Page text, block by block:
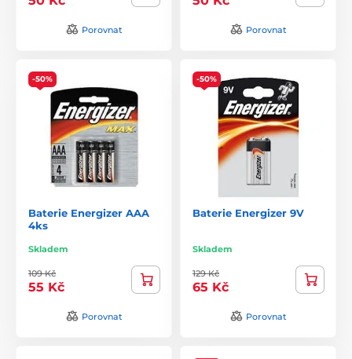
Porovnat Porovnat
-50%
Baterie Energizer AAA
4ks
Skladem
109 Kč
55 Kč
Porovnat
-50%
Baterie Energizer 9V
Skladem
129 Kč
65 Kč
Porovnat